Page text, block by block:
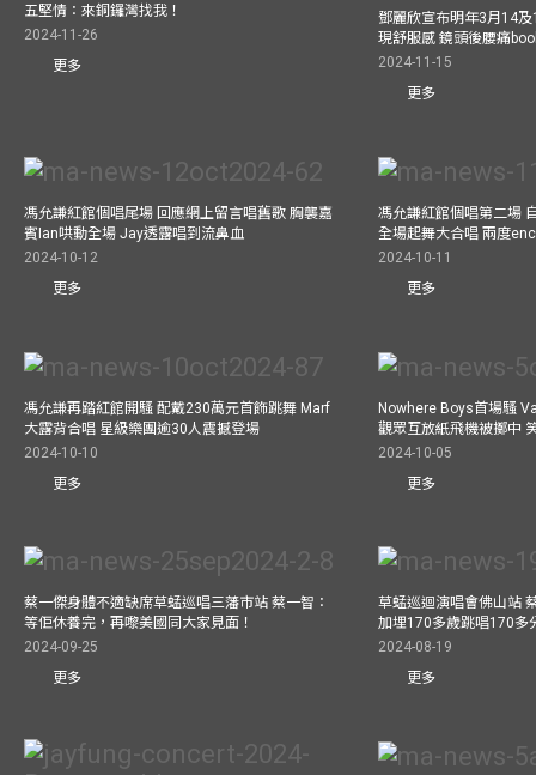
五堅情：來銅鑼灣找我！
2024-11-26
更多
鄧麗欣宣布明年3月14
現舒服感 鏡頭後腰痛
2024-11-15
更多
馮允謙紅館個唱尾場 回應網上留言唱舊歌 胸襲嘉
賓Ian哄動全場 Jay透露唱到流鼻血
2024-10-12
更多
馮允謙紅館個唱第二場
全場起舞大合唱 兩度
2024-10-11
更多
馮允謙再踏紅館開騷 配戴230萬元首飾跳舞 Marf
大露背合唱 星級樂團逾30人震撼登場
2024-10-10
更多
Nowhere Boys首場騷
觀眾互放紙飛機被擲中
2024-10-05
更多
蔡一傑身體不適缺席草蜢巡唱三藩市站 蔡一智：
等佢休養完，再嚟美國同大家見面！
2024-09-25
更多
草蜢巡迴演唱會佛山站
加埋170多歲跳唱170多
2024-08-19
更多